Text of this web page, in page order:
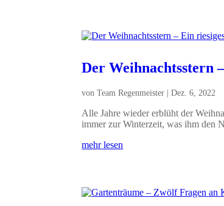
Der Weihnachtsstern
vonTeam Regenmeister |Dez. 6, 2022
Alle Jahre wieder erblüht der
immer zur Winterzeit, was ihm den
mehr lesen